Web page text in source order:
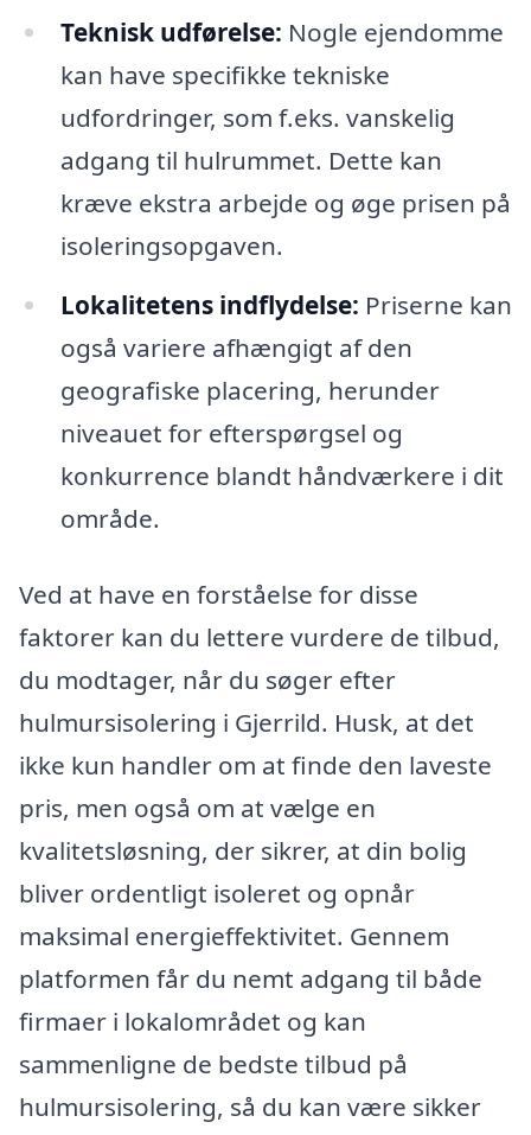
Teknisk udførelse: Nogle ejendomme
kan have specifikke tekniske
udfordringer, som f.eks. vanskelig
adgang til hulrummet. Dette kan
kræve ekstra arbejde og øge prisen på
isoleringsopgaven.
Lokalitetens indflydelse: Priserne kan
også variere afhængigt af den
geografiske placering, herunder
niveauet for efterspørgsel og
konkurrence blandt håndværkere i dit
område.
Ved at have en forståelse for disse
faktorer kan du lettere vurdere de tilbud,
du modtager, når du søger efter
hulmursisolering i Gjerrild. Husk, at det
ikke kun handler om at finde den laveste
pris, men også om at vælge en
kvalitetsløsning, der sikrer, at din bolig
bliver ordentligt isoleret og opnår
maksimal energieffektivitet. Gennem
platformen får du nemt adgang til både
firmaer i lokalområdet og kan
sammenligne de bedste tilbud på
hulmursisolering, så du kan være sikker